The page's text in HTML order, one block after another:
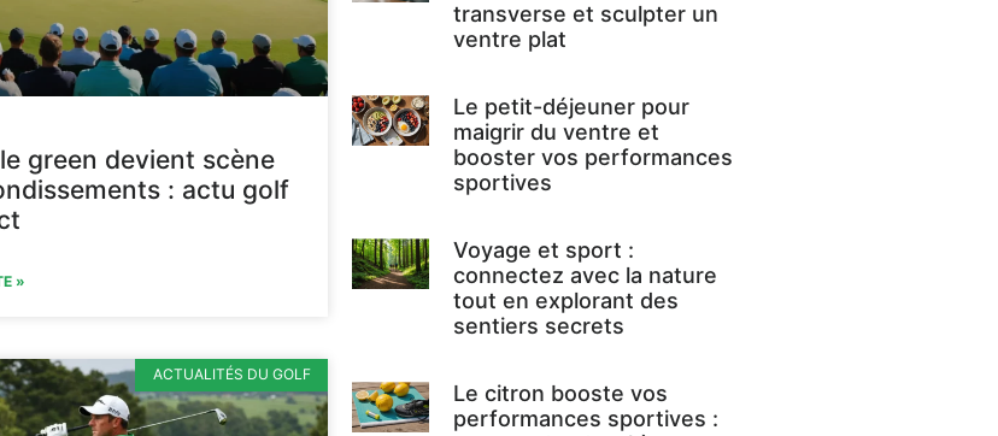
green devient scène
: actu golf
»
ACTUALITÉS DU GOLF
transverse et sculpter un
ventre plat
Le petit-déjeuner pour
maigrir du ventre et
booster vos performances
sportives
Voyage et sport :
connectez avec la nature
tout en explorant des
sentiers secrets
Le citron booste vos
performances sportives :